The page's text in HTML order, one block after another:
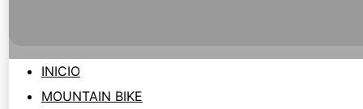
INICIO
MOUNTAIN BIKE